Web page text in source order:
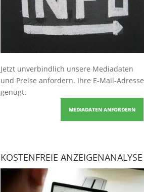
Jetzt unverbindlich unsere Mediadaten
und Preise anfordern. Ihre E-Mail-Adresse
genügt.
MEDIADATEN ANFORDERN
KOSTENFREIE ANZEIGENANALYSE